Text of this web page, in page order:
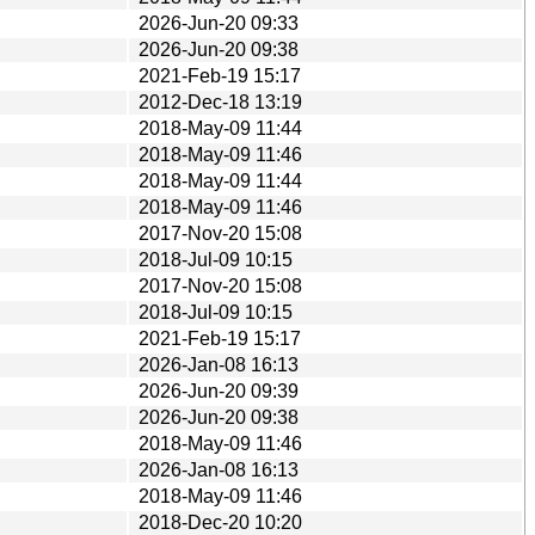
2026-Jun-20 09:33
2026-Jun-20 09:38
2021-Feb-19 15:17
2012-Dec-18 13:19
2018-May-09 11:44
2018-May-09 11:46
2018-May-09 11:44
2018-May-09 11:46
2017-Nov-20 15:08
2018-Jul-09 10:15
2017-Nov-20 15:08
2018-Jul-09 10:15
2021-Feb-19 15:17
2026-Jan-08 16:13
2026-Jun-20 09:39
2026-Jun-20 09:38
2018-May-09 11:46
2026-Jan-08 16:13
2018-May-09 11:46
2018-Dec-20 10:20